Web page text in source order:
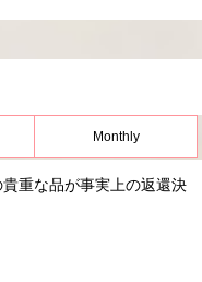
Monthly
重な品が事実上の返還決